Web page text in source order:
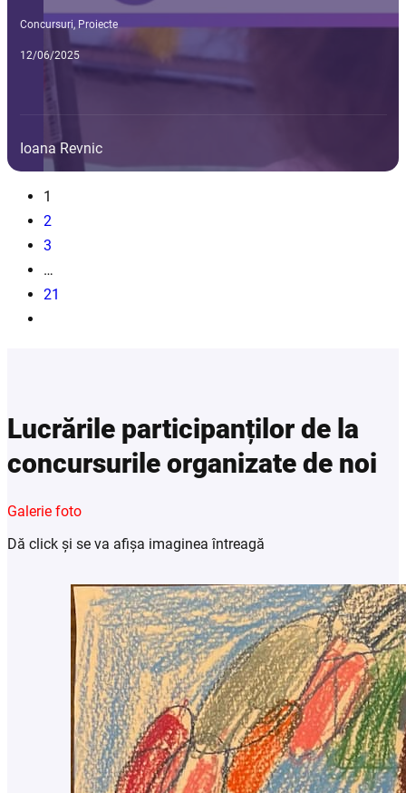
Concursuri, Proiecte
12/06/2025
Ioana Revnic
1
2
3
…
21
Lucrările participanților de la
concursurile organizate de noi
Galerie foto
Dă click și se va afișa imaginea întreagă